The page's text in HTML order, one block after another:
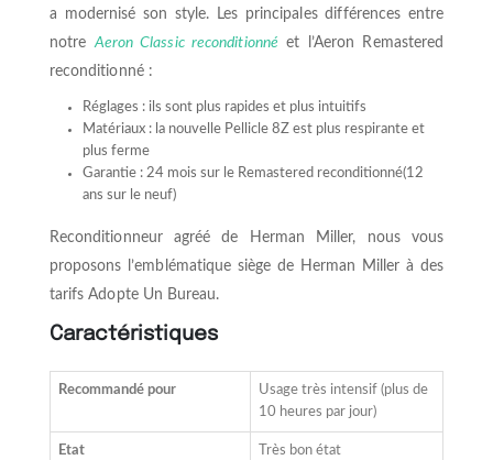
a modernisé son style. Les principales différences entre
notreAeron Classic reconditionné et l’Aeron Remastered
reconditionné :
Réglages : ils sont plus rapides et plus intuitifs
Matériaux : la nouvelle Pellicle 8Z est plus respirante et
plus ferme
Garantie : 24 mois sur le Remastered reconditionné(12
ans sur le neuf)
Reconditionneur agréé de Herman Miller, nous vous
proposons l’emblématique siège de Herman Miller à des
tarifs Adopte Un Bureau.
Caractéristiques
Recommandé pour
Usage très intensif (plus de
10 heures par jour)
Etat Très bon état